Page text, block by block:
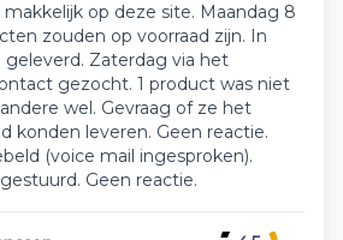
op deze site. Maandag 8
zouden op voorraad zijn. In
Zaterdag via het
gezocht. 1 product was niet
wel. Gevraag of ze het
konden leveren. Geen reactie.
(voice mail ingesproken).
Geen reactie.